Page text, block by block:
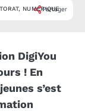
, NUMÉRIQUE
Partager
DigiYou
! En
s’est